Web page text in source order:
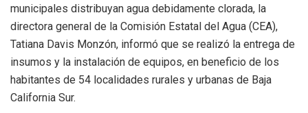
municipales distribuyan agua debidamente clorada, la
directora general de la Comisión Estatal del Agua (CEA),
Tatiana Davis Monzón, informó que se realizó la entrega de
insumos y la instalación de equipos, en beneficio de los
habitantes de 54 localidades rurales y urbanas de Baja
California Sur.